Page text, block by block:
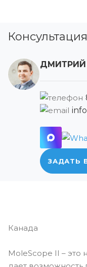
ДМИТРИЙ
ЗАДАТЬ
Канада
MoleScope II –